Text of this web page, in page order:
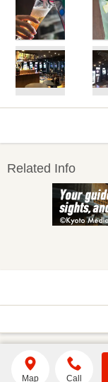
Related Info
Map Call